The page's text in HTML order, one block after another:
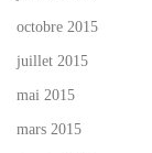
octobre 2015
juillet 2015
mai 2015
mars 2015